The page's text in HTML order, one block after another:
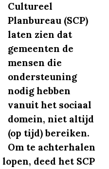
Cultureel
Planbureau (SCP)
laten zien dat
gemeenten de
mensen die
ondersteuning
nodig hebben
vanuit het sociaal
domein, niet altijd
(op tijd) bereiken.
Om te achterhalen
deed het SCP